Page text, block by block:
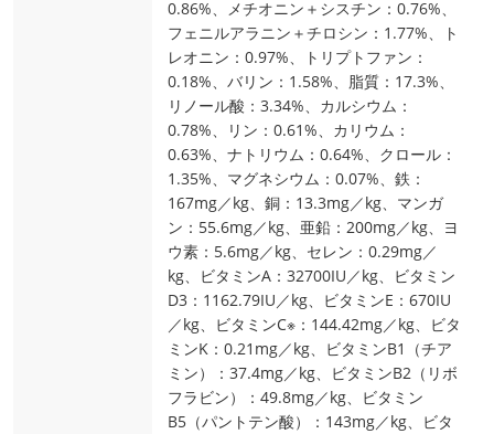
0.86%、メチオニン＋シスチン：0.76%、
フェニルアラニン＋チロシン：1.77%、ト
レオニン：0.97%、トリプトファン：
0.18%、バリン：1.58%、脂質：17.3%、
リノール酸：3.34%、カルシウム：
0.78%、リン：0.61%、カリウム：
0.63%、ナトリウム：0.64%、クロール：
1.35%、マグネシウム：0.07%、鉄：
167mg／kg、銅：13.3mg／kg、マンガ
ン：55.6mg／kg、亜鉛：200mg／kg、ヨ
ウ素：5.6mg／kg、セレン：0.29mg／
kg、ビタミンA：32700IU／kg、ビタミン
D3：1162.79IU／kg、ビタミンE：670IU
／kg、ビタミンC※：144.42mg／kg、ビタ
ミンK：0.21mg／kg、ビタミンB1（チア
ミン）：37.4mg／kg、ビタミンB2（リボ
フラビン）：49.8mg／kg、ビタミン
B5（パントテン酸）：143mg／kg、ビタ